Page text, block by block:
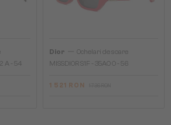
A - 54
Dior
Ochelari de soare
MISSDIOR S1F - 35A0 O - 56
1 521 RON